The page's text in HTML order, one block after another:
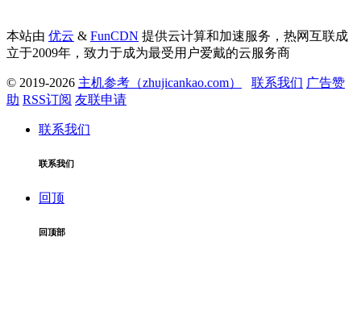
本站由 优云 & FunCDN 提供云计算和加速服务，热网互联成
立于2009年，致力于成为最受用户爱戴的云服务商
© 2019-2026 主机参考（zhujicankao.com） 联系我们 广告赞
助 RSS订阅 友联申请
联系我们
联系我们
回顶
回顶部